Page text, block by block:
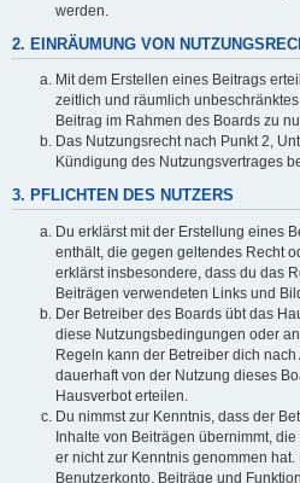
werden.
2. EINRÄUMUNG VON
Mit dem Erstellen eines Beitrags
zeitlich und räumlich
Beitrag im Rahmen des Boards zu
Das Nutzungsrecht nach Punkt 2,
Kündigung des Nutzungsvertrages
3. PFLICHTEN DES NUTZERS
Du erklärst mit der Erstellung eines
enthält, die gegen geltendes Recht
erklärst insbesondere, dass du das
Beiträgen verwendeten Links und
Der Betreiber des Boards übt das
diese Nutzungsbedingungen oder
Regeln kann der Betreiber dich
dauerhaft von der Nutzung dieses
Hausverbot erteilen.
Du nimmst zur Kenntnis, dass der
Inhalte von Beiträgen übernimmt,
er nicht zur Kenntnis genommen
Benutzerkonto, Beiträge und